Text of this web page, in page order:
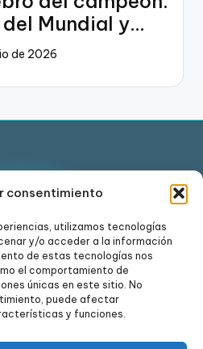
consentimiento
utilizamos tecnologías
y/o acceder a la información
de estas tecnologías nos
el comportamiento de
únicas en este sitio. No
puede afectar
y funciones.
Mundial y
de 2026
Instagram